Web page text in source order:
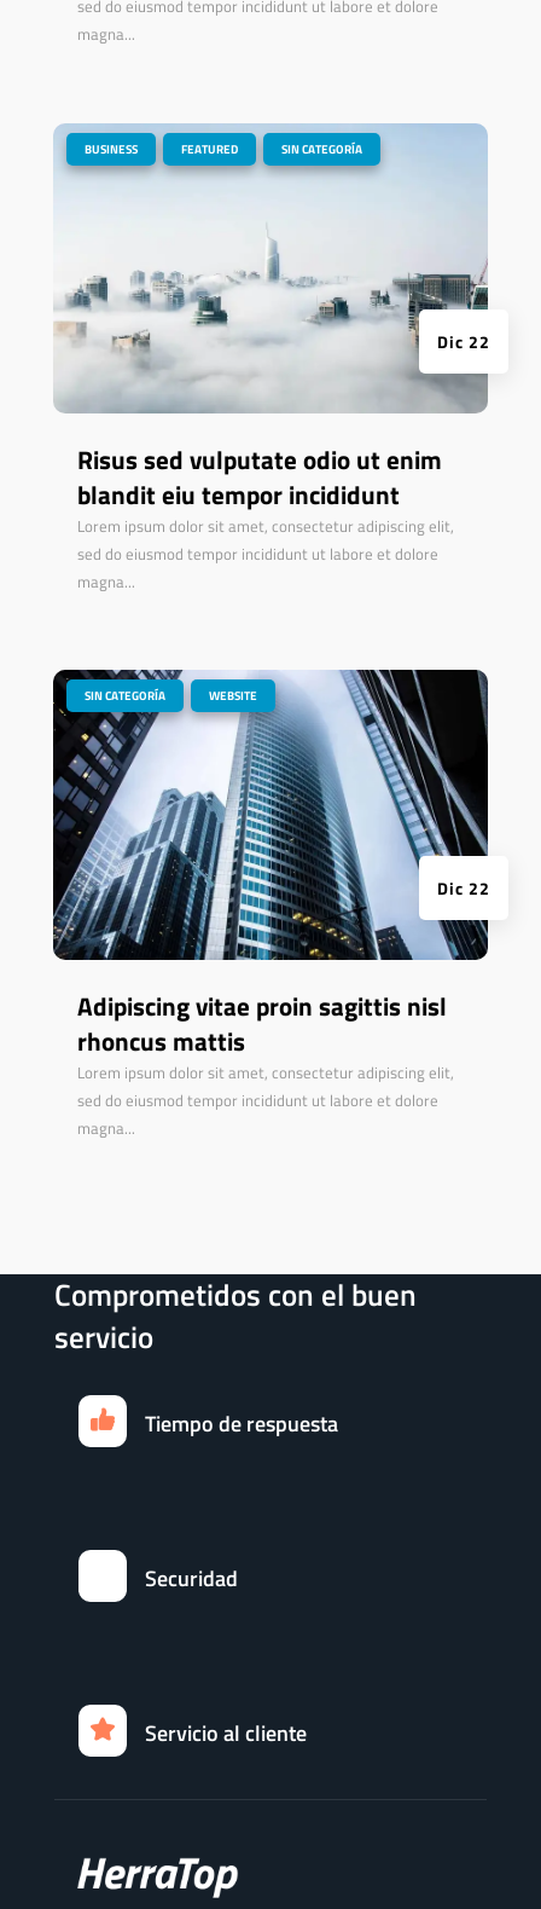
sed do eiusmod tempor incididunt ut labore et dolore
magna...
Risus sed vulputate odio ut enim
blandit eiu tempor incididunt
Dic 22
BUSINESS FEATURED SIN CATEGORÍA
Lorem ipsum dolor sit amet, consectetur adipiscing elit,
sed do eiusmod tempor incididunt ut labore et dolore
magna...
Adipiscing vitae proin sagittis nisl
rhoncus mattis
Dic 22
SIN CATEGORÍA WEBSITE
Lorem ipsum dolor sit amet, consectetur adipiscing elit,
sed do eiusmod tempor incididunt ut labore et dolore
magna...
Comprometidos con el buen
servicio
Tiempo de respuesta
Securidad
Servicio al cliente